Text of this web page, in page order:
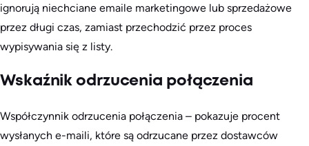
ignorują niechciane emaile marketingowe lub sprzedażowe
przez długi czas, zamiast przechodzić przez proces
wypisywania się z listy.
Wskaźnik odrzucenia połączenia
Współczynnik odrzucenia połączenia – pokazuje procent
wysłanych e-maili, które są odrzucane przez dostawców